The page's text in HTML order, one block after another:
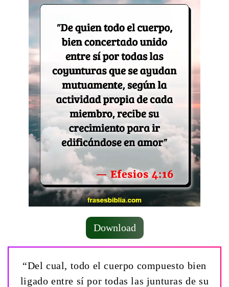
Download
“Del cual, todo el cuerpo compuesto bien
ligado entre sí por todas las junturas de su